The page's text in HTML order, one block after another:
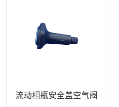
流动相瓶安全盖空气阀